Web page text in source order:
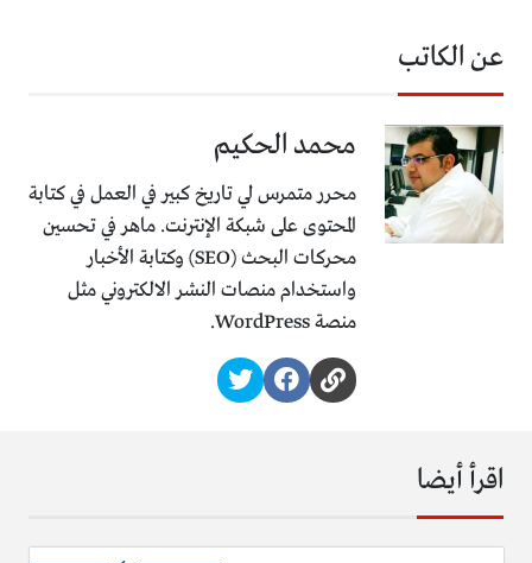
عن الكاتب
محمد الحكيم
محرر متمرس لي تاريخ كبير في العمل في كتابة
المحتوى على شبكة الإنترنت. ماهر في تحسين
محركات البحث (SEO) وكتابة الأخبار
واستخدام منصات النشر الالكتروني مثل
منصة WordPress.
اقرأ أيضا